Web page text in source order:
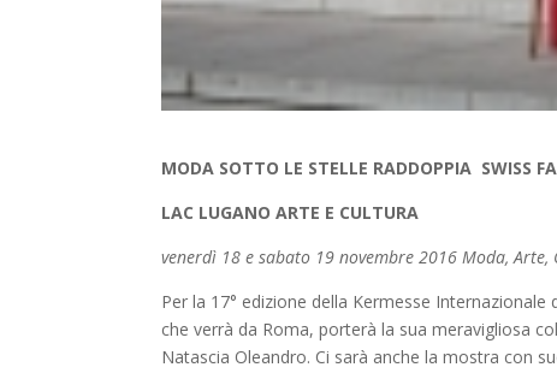
MODA SOTTO LE STELLE RADDOPPIA SWISS
LAC LUGANO ARTE E CULTURA
venerdì 18 e sabato 19 novembre 2016 Moda, Arte,
Per la 17° edizione della Kermesse
che verrà da Roma, porterà la sua meravigliosa
Natascia Oleandro. Ci sarà anche la mostra con